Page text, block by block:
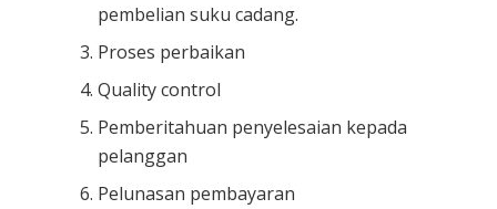
pembelian suku cadang.
Proses perbaikan
Quality control
Pemberitahuan penyelesaian kepada
pelanggan
Pelunasan pembayaran